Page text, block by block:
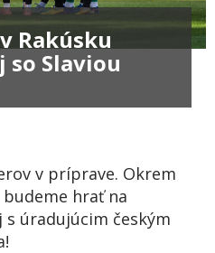
Rakúsku
so Slaviou
v príprave. Okrem
hrať na
s úradujúcim českým